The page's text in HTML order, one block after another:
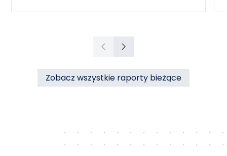
Przedsiębiorstwem Inżynierii Miejskiej sp. z
Dziedzicach („PIM”), dotyczącej sprzedaży
ciepła do miasta Czechowice-Dziedzice
PoprzedniNastępny
Zobacz wszystkie raporty bieżące